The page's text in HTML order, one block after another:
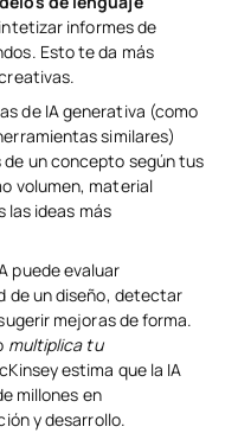
informes de
Esto te da más
de IA generativa (como
similares)
un concepto según tus
volumen, material
las ideas más
puede evaluar
de un diseño, detectar
mejoras de forma.
multiplica tu
estima que la IA
millones en
y desarrollo.